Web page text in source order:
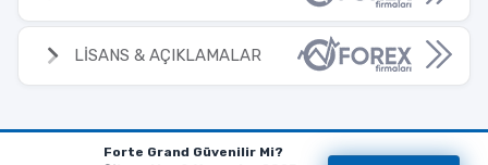
LİSANS & AÇIKLAMALAR
Forte Grand Güvenilir Mi?